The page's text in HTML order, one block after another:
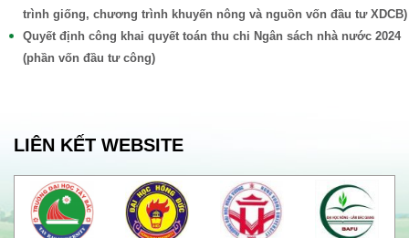
trình giống, chương trình khuyến nông và nguồn vốn đầu tư XDCB)
Quyết định công khai quyết toán thu chi Ngân sách nhà nước 2024
(phần vốn đầu tư công)
LIÊN KẾT WEBSITE